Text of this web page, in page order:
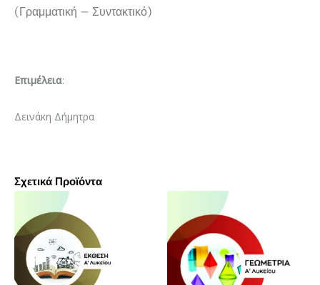
(Γραμματική – Συντακτικό)
Επιμέλεια:
Δεινάκη Δήμητρα
Σχετικά Προϊόντα